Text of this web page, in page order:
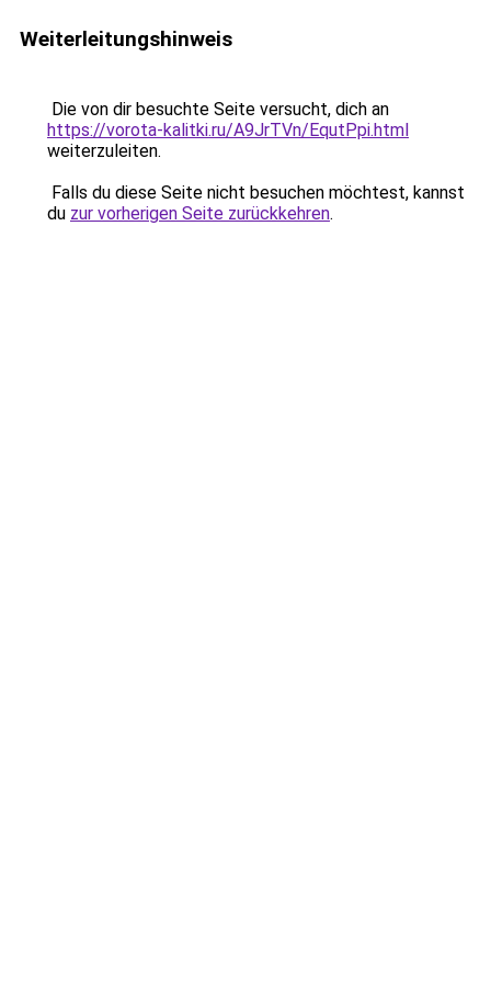
Weiterleitungshinweis
Die von dir besuchte Seite versucht, dich an
https://vorota-kalitki.ru/A9JrTVn/EqutPpi.html
weiterzuleiten.
Falls du diese Seite nicht besuchen möchtest, kannst
du zur vorherigen Seite zurückkehren.